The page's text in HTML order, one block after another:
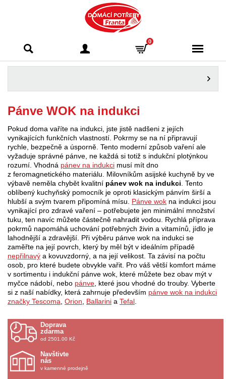
Franta - Příbram
0
Pánve WOK na indukci
Pokud doma vaříte na indukci, jste jistě nadšeni z jejích
vynikajících funkčních vlastností. Pokrmy se na ní připravují
rychle, bezpečně a úsporně. Tento moderní způsob vaření ale
vyžaduje správné pánve, ne každá si totiž s indukční plotýnkou
rozumí. Vhodná pánev na indukci musí mít dno
z feromagnetického materiálu. Milovníkům asijské kuchyně by ve
výbavě neměla chybět kvalitní pánev wok na indukci . Tento
oblíbený kuchyňský pomocník je oproti klasickým pánvím širší a
hlubší a svým tvarem připomíná mísu. Pánve wok na indukci jsou
vynikající pro zdravé vaření – potřebujete jen minimální množství
tuku, ten navíc můžete částečně nahradit vodou. Rychlá příprava
pokrmů napomáhá uchování potřebných živin a vitamínů, jídlo je
lahodnější a zdravější. Při výběru pánve wok na indukci se
zaměřte na její povrch, který by měl být v ideálním případě
nepřilnavý a kovuvzdorný, a na její velikost. Ta závisí na počtu
osob, pro které budete obvykle vařit. Pro váš větší komfort máme
v sortimentu i indukční pánve wok, které můžete bez obav mýt v
myčce nádobí, nebo pánve , které jsou vhodné do trouby. Vyberte
si z naší nabídky, která zahrnuje především pánve wok na indukci
značky Tescoma Orion Ballarini a Tefal
Doprava
zdarma
od 2501.00 Kč
Navštivte
nás
v kamenné prodejně